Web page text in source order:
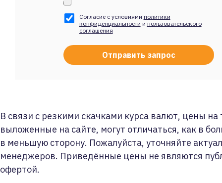
Согласие с условиями политики
конфиденциальности и пользовательского
соглашения
В связи с резкими скачками курса валют, цены на
выложенные на сайте, могут отличаться, как в
в меньшую сторону. Пожалуйста, уточняйте
менеджеров. Приведённые цены не являются
офертой.